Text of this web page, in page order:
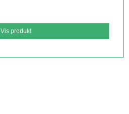
Vis produkt